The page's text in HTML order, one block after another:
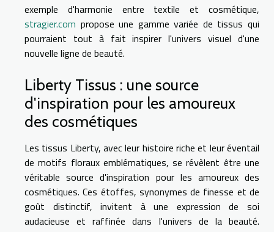
exemple d'harmonie entre textile et cosmétique,
stragier.com propose une gamme variée de tissus qui
pourraient tout à fait inspirer l'univers visuel d'une
nouvelle ligne de beauté.
Liberty Tissus : une source
d'inspiration pour les amoureux
des cosmétiques
Les tissus Liberty, avec leur histoire riche et leur éventail
de motifs floraux emblématiques, se révèlent être une
véritable source d'inspiration pour les amoureux des
cosmétiques. Ces étoffes, synonymes de finesse et de
goût distinctif, invitent à une expression de soi
audacieuse et raffinée dans l'univers de la beauté.